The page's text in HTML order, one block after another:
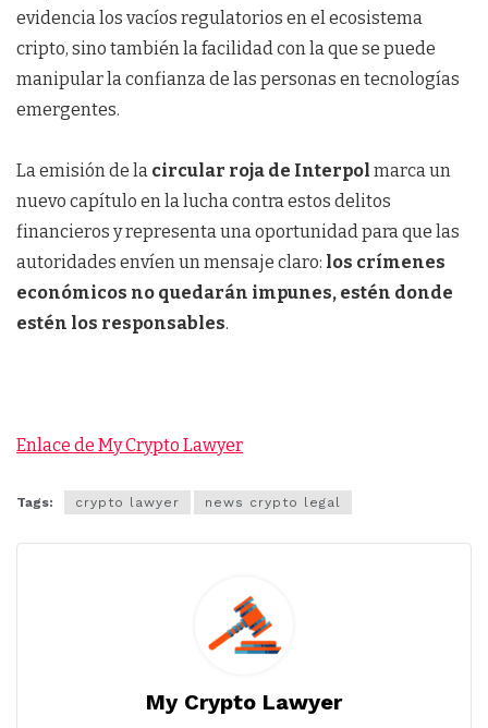
evidencia los vacíos regulatorios en el ecosistema
cripto, sino también la facilidad con la que se puede
manipular la confianza de las personas en tecnologías
emergentes.
La emisión de la circular roja de Interpol marca un
nuevo capítulo en la lucha contra estos delitos
financieros y representa una oportunidad para que las
autoridades envíen un mensaje claro: los crímenes
económicos no quedarán impunes, estén donde
estén los responsables.
Enlace de My Crypto Lawyer
Tags: crypto lawyer news crypto legal
My Crypto Lawyer